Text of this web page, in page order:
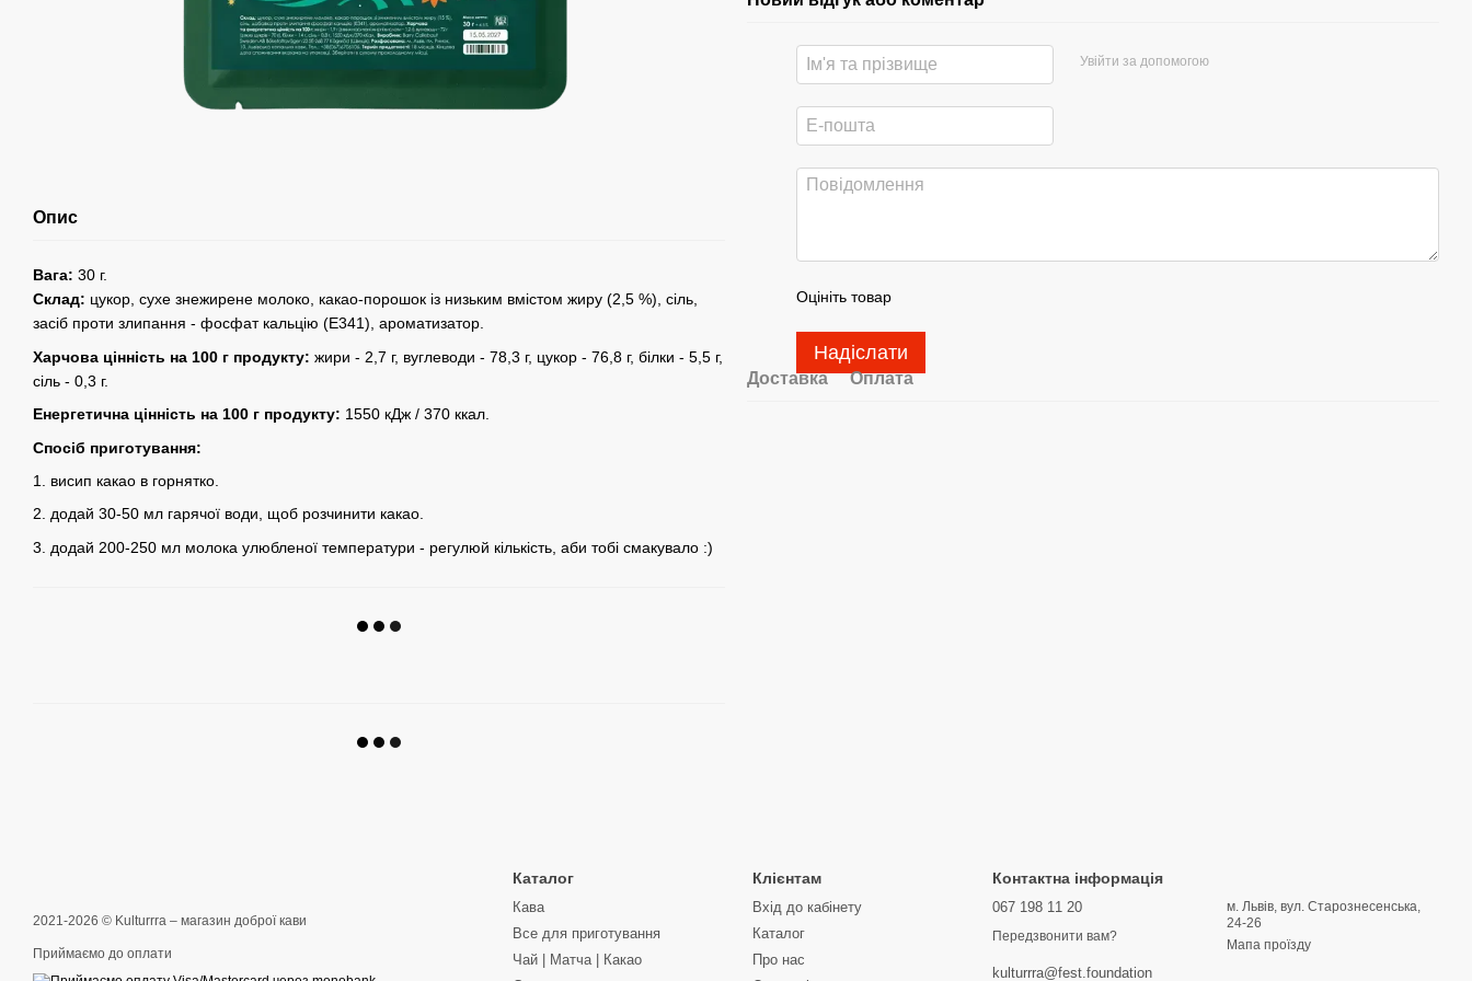
Опис
Вага: 30 г.
Склад: цукор, сухе знежирене молоко, какао-порошок із низьким вмістом жиру (2,5 %), сіль,
засіб проти злипання - фосфат кальцію (E341), ароматизатор.
Харчова цінність на 100 г продукту: жири - 2,7 г, вуглеводи - 78,3 г, цукор - 76,8 г, білки - 5,5 г,
сіль - 0,3 г.
Енергетична цінність на 100 г продукту: 1550 кДж / 370 ккал.
Спосіб приготування:
1. висип какао в горнятко.
2. додай 30-50 мл гарячої води, щоб розчинити какао.
3. додай 200-250 мл молока улюбленої температури - регулюй кількість, аби тобі смакувало :)
Увійти за допомогою
Оцініть товар
Надіслати
Доставка Оплата
2021-2026 © Kulturrra – магазин доброї кави
Приймаємо до оплати
Каталог
Кава
Все для приготування
Чай | Матча | Какао
Клієнтам
Вхід до кабінету
Каталог
Про нас
Контактна інформація
067 198 11 20
Передзвонити вам?
kulturrra@fest.foundation
м. Львів, вул. Старознесенська,
24-26
Мапа проїзду